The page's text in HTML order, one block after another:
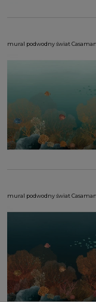
mural podwodny świat
mural podwodny świat